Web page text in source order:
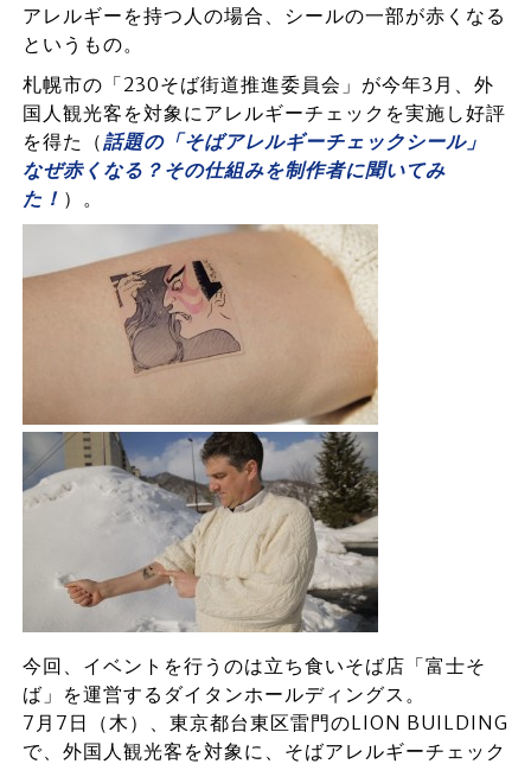
アレルギーを持つ人の場合、シールの一部が赤くなる
というもの。
札幌市の「230そば街道推進委員会」が今年3月、外
国人観光客を対象にアレルギーチェックを実施し好評
を得た（話題の「そばアレルギーチェックシール」
なぜ赤くなる？その仕組みを制作者に聞いてみ
た！ ）。
今回、イベントを行うのは立ち食いそば店「富士そ
ば」を運営するダイタンホールディングス。
7月7日（木）、東京都台東区雷門のLION BUILDING
で、外国人観光客を対象に、そばアレルギーチェック